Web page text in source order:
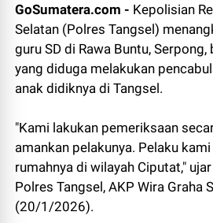
GoSumatera.com - Kepolisian
Selatan (Polres Tangsel)
guru SD di Rawa Buntu,
yang diduga melakukan
anak didiknya di Tangsel.
"Kami lakukan pemeriksaan
amankan pelakunya. Pelaku
rumahnya di wilayah Ciputat,"
Polres Tangsel, AKP Wira Graha
(20/1/2026).